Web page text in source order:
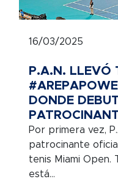
16/03/2025
P.A.N. LLEVÓ
DONDE
Por primera vez,
patrocinante
tenis Miami
está...